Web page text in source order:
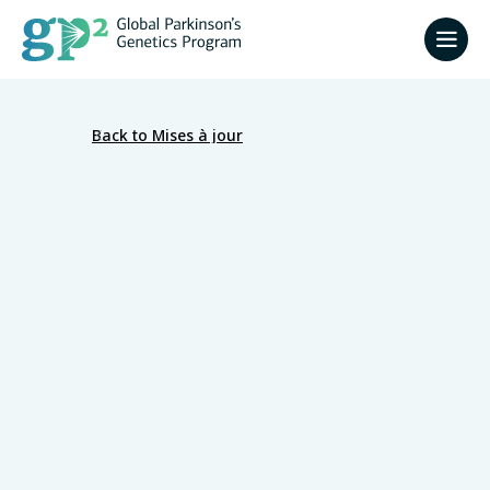
Back to Mises à jour